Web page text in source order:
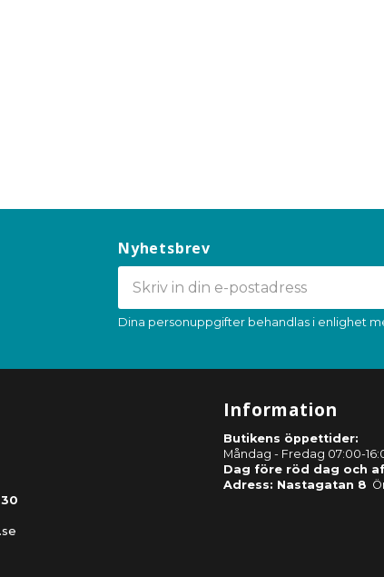
Nyhetsbrev
Dina personuppgifter behandlas i enlighet
Information
Butikens öppettider:
Måndag - Fredag 07:00-
Dag före röd dag och
Adress: Nastagatan 8